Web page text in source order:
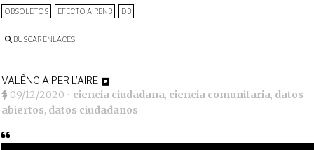
OBSOLETOS EFECTO AIRBNB D3
BUSCAR ENLACES
VALÈNCIA PER L’AIRE
09/12/2020 • ciencia ciudadana, ciencia comunitaria, datos
abiertos, datos ciudadanos